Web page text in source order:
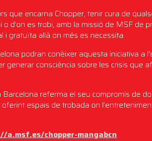
que encarna Chopper, tenir cura de
d’on es trobi, amb la missió de MSF de
i gratuïta allà on més es necessita.
podran conèixer aquesta iniciativa a
generar consciència sobre les crisis que
referma el seu compromís de
espais de trobada on
a.msf.es/chopper-mangabcn